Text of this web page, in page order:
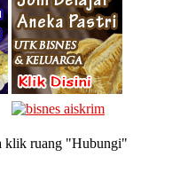
klik ruang "Hubungi"